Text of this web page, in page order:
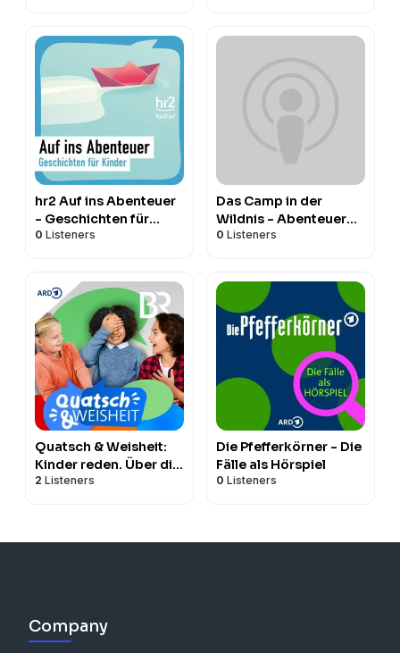
hr2 Auf ins Abenteuer
- Geschichten für
Kinder
0 Listeners
Das Camp in der
Wildnis - Abenteuer
Norwegen in der 9.
0 Listeners
Quatsch & Weisheit:
Kinder reden. Über die
Welt. Und überhaupt
2 Listeners
Die Pfefferkörner - Die
Fälle als Hörspiel
0 Listeners
Company